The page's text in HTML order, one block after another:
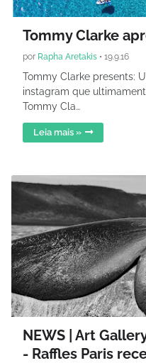
Tommy Clarke
por Rapha Aretakis • 19.9.16
Tommy Clarke presents:
instagram que
Tommy Cla…
Leia mais »
NEWS | Art
- Raffles Paris